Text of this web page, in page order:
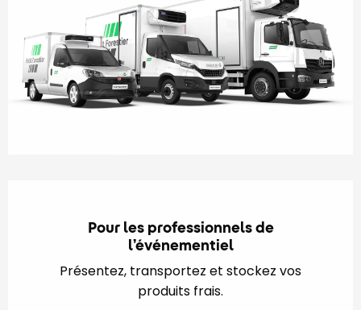
Pour les professionnels de
l’événementiel
Présentez, transportez et stockez vos
produits frais.